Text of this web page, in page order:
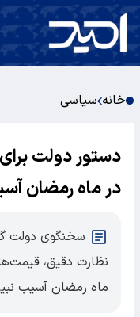
خانه سیاسی
دستور دولت
در ماه رمضان
سخنگوی دولت
نظارت دقیق،
ماه رمضان آسیب